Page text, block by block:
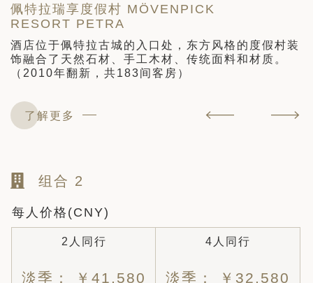
佩特拉瑞享度假村 MÖVENPICK
RESORT PETRA
酒店位于佩特拉古城的入口处，东方风格的度假村装
饰融合了天然石材、手工木材、传统面料和材质。
（2010年翻新，共183间客房）
了解更多
组合 2
每人价格(CNY)
2人同行
淡季： ￥41,580
4人同行
淡季： ￥32,580